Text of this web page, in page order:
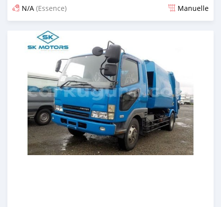
N/A (Essence) Manuelle
Publié il y a presque 6 ans